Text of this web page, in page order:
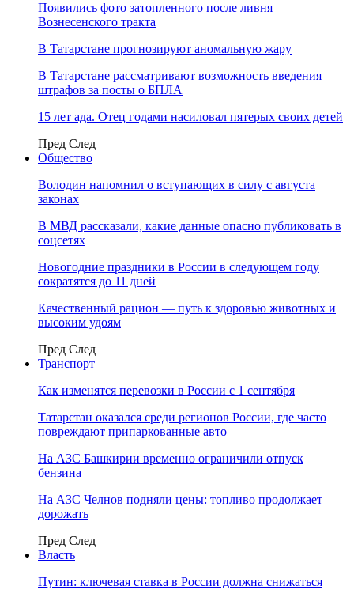
Появились фото затопленного после ливня
Вознесенского тракта
В Татарстане прогнозируют аномальную жару
В Татарстане рассматривают возможность введения
штрафов за посты о БПЛА
15 лет ада. Отец годами насиловал пятерых своих детей
Пред След
Общество
Володин напомнил о вступающих в силу с августа
законах
В МВД рассказали, какие данные опасно публиковать в
соцсетях
Новогодние праздники в России в следующем году
сократятся до 11 дней
Качественный рацион — путь к здоровью животных и
высоким удоям
Пред След
Транспорт
Как изменятся перевозки в России с 1 сентября
Татарстан оказался среди регионов России, где часто
повреждают припаркованные авто
На АЗС Башкирии временно ограничили отпуск
бензина
На АЗС Челнов подняли цены: топливо продолжает
дорожать
Пред След
Власть
Путин: ключевая ставка в России должна снижаться